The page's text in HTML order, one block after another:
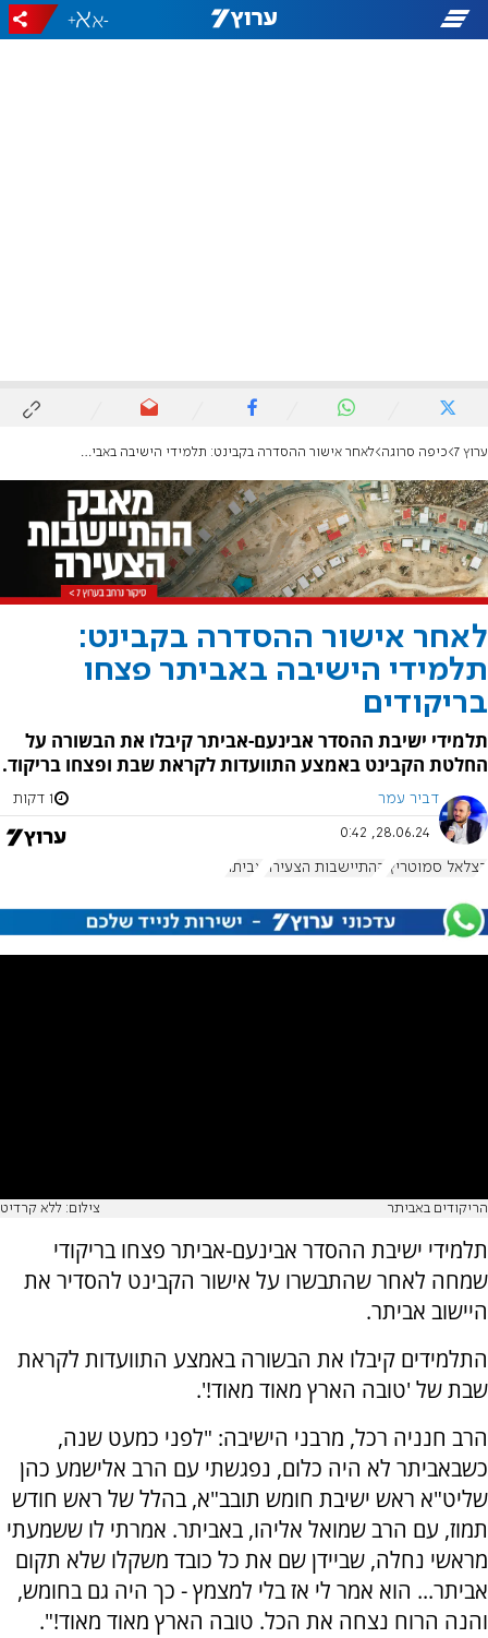
-
+
ערוץ 7 כיפה סרוגה לאחר אישור ההסדרה בקבינט: תלמידי הישיבה באביתר פצחו בריקודים
לאחר אישור ההסדרה בקבינט:
תלמידי הישיבה באביתר פצחו
בריקודים
תלמידי ישיבת ההסדר אבינעם-אביתר קיבלו את הבשורה על
החלטת הקבינט באמצע התוועדות לקראת שבת ופצחו בריקוד.
דביר עמר 1 דקות
28.06.24, 0:42
בצלאל סמוטריץ' ההתיישבות הצעירה אביתר
הריקודים באביתר צילום: ללא קרדיט
תלמידי ישיבת ההסדר אבינעם-אביתר פצחו בריקודי
שמחה לאחר שהתבשרו על אישור הקבינט להסדיר את
היישוב אביתר.
התלמידים קיבלו את הבשורה באמצע התוועדות לקראת
שבת של 'טובה הארץ מאוד מאוד!'.
הרב חנניה רכל, מרבני הישיבה: "לפני כמעט שנה,
כשבאביתר לא היה כלום, נפגשתי עם הרב אלישמע כהן
שליט"א ראש ישיבת חומש תובב"א, בהלל של ראש חודש
תמוז, עם הרב שמואל אליהו, באביתר. אמרתי לו ששמעתי
מראשי נחלה, שביידן שם את כל כובד משקלו שלא תקום
אביתר... הוא אמר לי אז בלי למצמץ - כך היה גם בחומש,
והנה הרוח נצחה את הכל. טובה הארץ מאוד מאוד!".